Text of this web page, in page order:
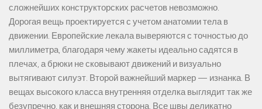
сложнейших конструкторских расчетов невозможно.
Дорогая вещь проектируется с учетом анатомии тела в
движении. Европейские лекала выверяются с точностью до
миллиметра, благодаря чему жакеты идеально садятся в
плечах, а брюки не сковывают движений и визуально
вытягивают силуэт. Второй важнейший маркер — изнанка. В
вещах высокого класса внутренняя отделка выглядит так же
безупречно, как и внешняя сторона. Все швы деликатно